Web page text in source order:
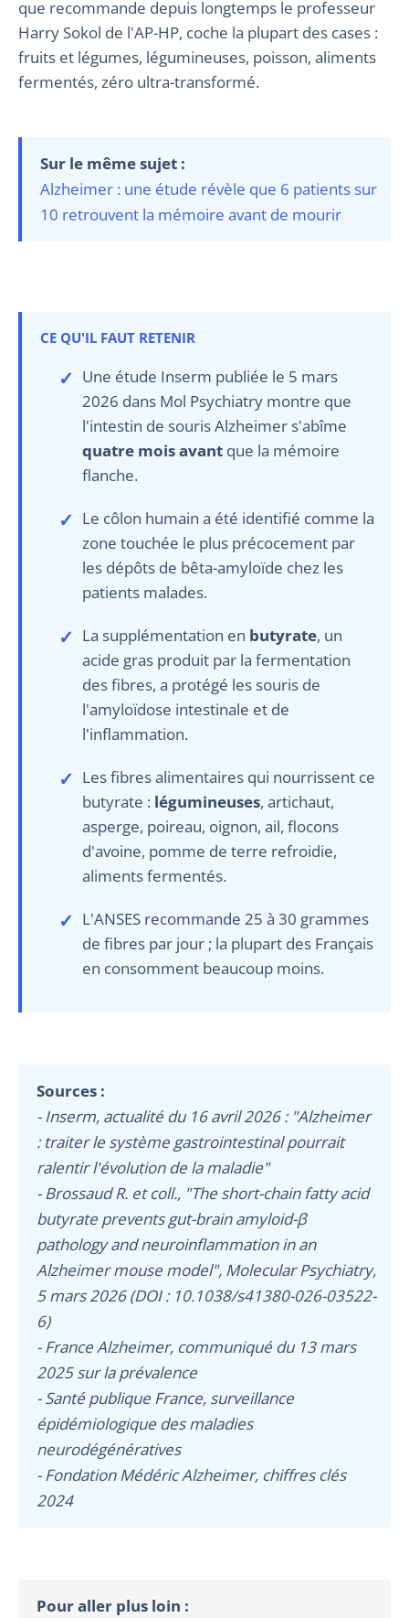
que recommande depuis longtemps le professeur
Harry Sokol de l'AP-HP, coche la plupart des cases :
fruits et légumes, légumineuses, poisson, aliments
fermentés, zéro ultra-transformé.
Sur le même sujet :
Alzheimer : une étude révèle que 6 patients sur
10 retrouvent la mémoire avant de mourir
CE QU'IL FAUT RETENIR
Une étude Inserm publiée le 5 mars
2026 dans Mol Psychiatry montre que
l'intestin de souris Alzheimer s'abîme
quatre mois avantque la mémoire
flanche.
Le côlon humain a été identifié comme la
zone touchée le plus précocement par
les dépôts de bêta-amyloïde chez les
patients malades.
La supplémentation en butyrate, un
acide gras produit par la fermentation
des fibres, a protégé les souris de
l'amyloïdose intestinale et de
l'inflammation.
Les fibres alimentaires qui nourrissent ce
butyrate : légumineuses, artichaut,
asperge, poireau, oignon, ail, flocons
d'avoine, pomme de terre refroidie,
aliments fermentés.
L'ANSES recommande 25 à 30 grammes
de fibres par jour ; la plupart des Français
en consomment beaucoup moins.
Sources :
- Inserm, actualité du 16 avril 2026 : "Alzheimer
: traiter le système gastrointestinal pourrait
ralentir l'évolution de la maladie"
- Brossaud R. et coll., "The short-chain fatty acid
butyrate prevents gut-brain amyloid-β
pathology and neuroinflammation in an
Alzheimer mouse model", Molecular Psychiatry,
5 mars 2026 (DOI : 10.1038/s41380-026-03522-
6)
- France Alzheimer, communiqué du 13 mars
2025 sur la prévalence
- Santé publique France, surveillance
épidémiologique des maladies
neurodégénératives
- Fondation Médéric Alzheimer, chiffres clés
2024
Pour aller plus loin :